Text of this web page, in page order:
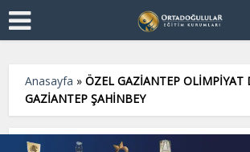
Anasayfa »ÖZEL GAZİANTEP OLİMPİYAT
GAZİANTEP ŞAHİNBEY